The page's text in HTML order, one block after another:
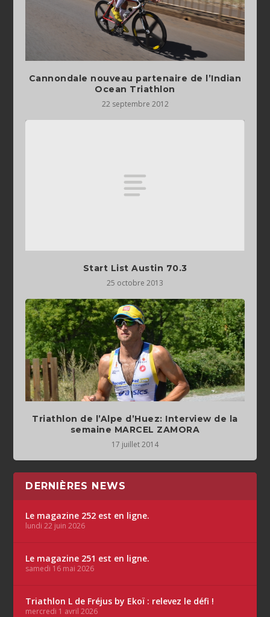
Cannondale nouveau partenaire de l’Indian
Ocean Triathlon
22 septembre 2012
Start List Austin 70.3
25 octobre 2013
Triathlon de l’Alpe d’Huez: Interview de la
semaine MARCEL ZAMORA
17 juillet 2014
DERNIÈRES NEWS
Le magazine 252 est en ligne.
lundi 22 juin 2026
Le magazine 251 est en ligne.
samedi 16 mai 2026
Triathlon L de Fréjus by Ekoï : relevez le défi !
mercredi 1 avril 2026